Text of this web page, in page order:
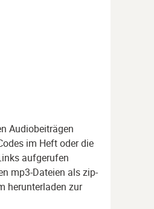
Audiobeiträgen
im Heft oder die
aufgerufen
mp3-Dateien als zip-
herunterladen zur